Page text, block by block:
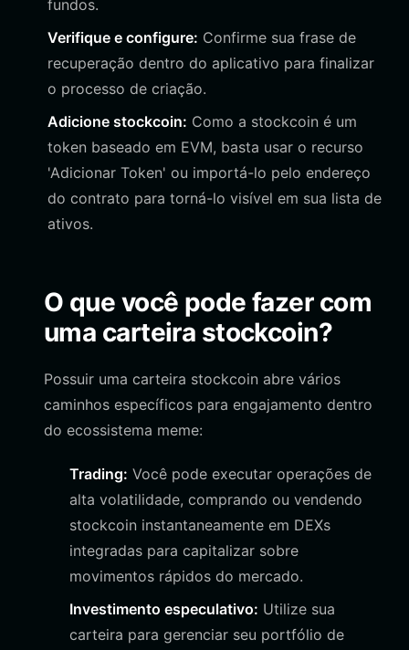
fundos.
Verifique e configure: Confirme sua frase de
recuperação dentro do aplicativo para finalizar
o processo de criação.
Adicione stockcoin: Como a stockcoin é um
token baseado em EVM, basta usar o recurso
'Adicionar Token' ou importá-lo pelo endereço
do contrato para torná-lo visível em sua lista de
ativos.
O que você pode fazer com
uma carteira stockcoin?
Possuir uma carteira stockcoin abre vários
caminhos específicos para engajamento dentro
do ecossistema meme:
Trading: Você pode executar operações de
alta volatilidade, comprando ou vendendo
stockcoin instantaneamente em DEXs
integradas para capitalizar sobre
movimentos rápidos do mercado.
Investimento especulativo: Utilize sua
carteira para gerenciar seu portfólio de